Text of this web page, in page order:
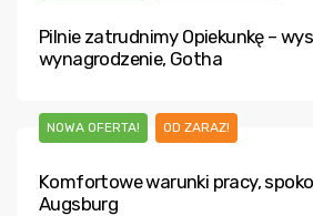
Pilnie zatrudnimy Opiekunkę –
wynagrodzenie, Gotha
NOWA OFERTA! OD ZARAZ!
Komfortowe warunki pracy,
Augsburg